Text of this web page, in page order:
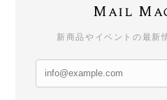
Mail
新商品やイベントの最新